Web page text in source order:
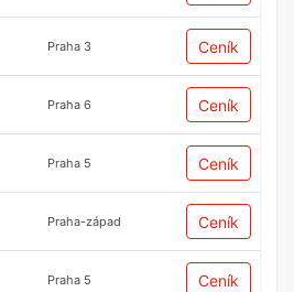
Praha 3 Ceník
Praha 6 Ceník
Praha 5 Ceník
Praha-západ Ceník
Praha 5 Ceník